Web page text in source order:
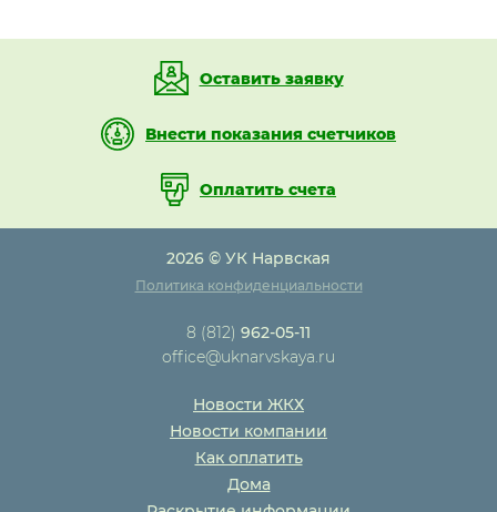
Оставить заявку
Внести показания счетчиков
Оплатить счета
2026 © УК Нарвская
Политика конфиденциальности
8 (812) 962-05-11
office@uknarvskaya.ru
Новости ЖКХ
Новости компании
Как оплатить
Дома